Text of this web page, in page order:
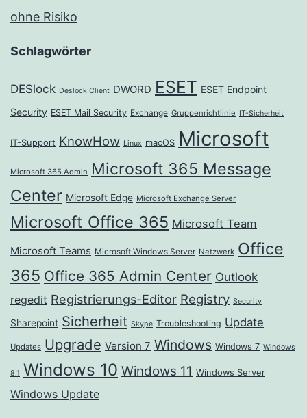
ohne Risiko
Schlagwörter
DESlock Deslock Client DWORD ESET ESET Endpoint
Security ESET Mail Security Exchange Gruppenrichtlinie IT-Sicherheit
IT-Support KnowHow Linux macOS Microsoft
Microsoft 365 Admin Microsoft 365 Message
Center Microsoft Edge Microsoft Exchange Server
Microsoft Office 365 Microsoft Team
Microsoft Teams Microsoft Windows Server Netzwerk Office
365 Office 365 Admin Center Outlook
regedit Registrierungs-Editor Registry Security
Sharepoint Sicherheit Skype Troubleshooting Update
Updates Upgrade Version 7 Windows Windows 7 Windows
8.1 Windows 10 Windows 11 Windows Server
Windows Update